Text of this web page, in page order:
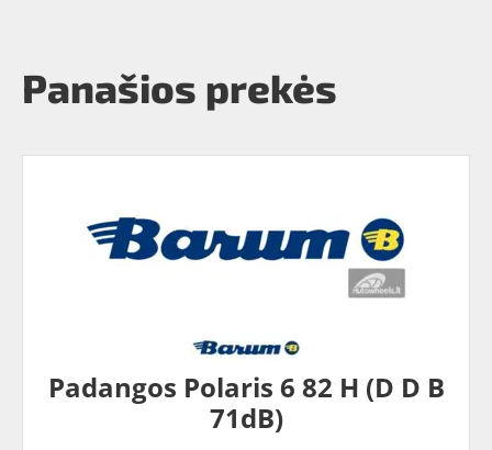
Panašios prekės
Padangos Polaris 6 82 H (D D B
71dB)